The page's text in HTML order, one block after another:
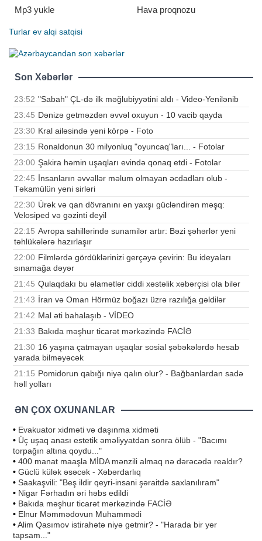
Mp3 yukle
Hava proqnozu
Turlar ev alqi satqisi
Son Xəbərlər
23:52 "Sabah" ÇL-də ilk məğlubiyyətini aldı - Video-Yenilənib
23:45 Dənizə getməzdən əvvəl oxuyun - 10 vacib qayda
23:30 Kral ailəsində yeni körpə - Foto
23:15 Ronaldonun 30 milyonluq "oyuncaq"ları... - Fotolar
23:00 Şakira həmin uşaqları evində qonaq etdi - Fotolar
22:45 İnsanların əvvəllər məlum olmayan əcdadları olub -
Təkamülün yeni sirləri
22:30 Ürək və qan dövranını ən yaxşı gücləndirən məşq:
Velosiped və gəzinti deyil
22:15 Avropa sahillərində sunamilər artır: Bəzi şəhərlər yeni
təhlükələrə hazırlaşır
22:00 Filmlərdə gördüklərinizi gerçəyə çevirin: Bu ideyaları
sınamağa dəyər
21:45 Qulaqdakı bu əlamətlər ciddi xəstəlik xəbərçisi ola bilər
21:43 İran və Oman Hörmüz boğazı üzrə razılığa gəldilər
21:42 Mal əti bahalaşıb - VİDEO
21:33 Bakıda məşhur ticarət mərkəzində FACİƏ
21:30 16 yaşına çatmayan uşaqlar sosial şəbəkələrdə hesab
yarada bilməyəcək
21:15 Pomidorun qabığı niyə qalın olur? - Bağbanlardan sadə
həll yolları
ƏN ÇOX OXUNANLAR
• Evakuator xidməti və daşınma xidməti
• Üç uşaq anası estetik əməliyyatdan sonra ölüb - "Bacımı
torpağın altına qoydu..."
• 400 manat maaşla MİDA mənzili almaq nə dərəcədə realdır?
• Güclü külək əsəcək - Xəbərdarlıq
• Saakaşvili: "Beş ildir qeyri-insani şəraitdə saxlanılıram"
• Nigar Fərhadın əri həbs edildi
• Bakıda məşhur ticarət mərkəzində FACİƏ
• Elnur Məmmədovun Muhammədi
•Alim Qasımov istirahətə niyə getmir? - "Harada bir yer
tapsam..."